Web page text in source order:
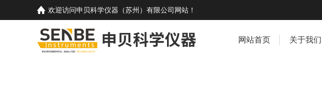
欢迎访问申贝科学仪器（苏州）有限公司 网站！
网站首页 关于我们